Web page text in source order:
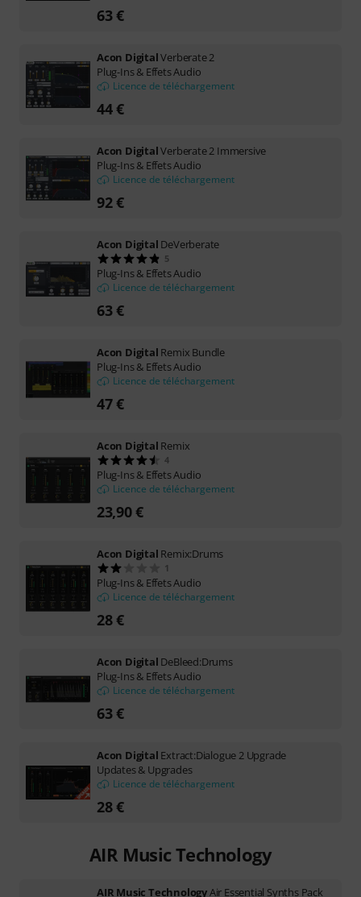
63 €
Acon DigitalVerberate 2
Plug-Ins & Effets Audio
Licence de téléchargement
44 €
Acon DigitalVerberate 2 Immersive
Plug-Ins & Effets Audio
Licence de téléchargement
92 €
Acon Digital DeVerberate
5
Plug-Ins & Effets Audio
Licence de téléchargement
63 €
Acon Digital Remix Bundle
Plug-Ins & Effets Audio
Licence de téléchargement
47 €
Acon Digital Remix
4
Plug-Ins & Effets Audio
Licence de téléchargement
23,90 €
Acon Digital Remix:Drums
1
Plug-Ins & Effets Audio
Licence de téléchargement
28 €
Acon Digital DeBleed:Drums
Plug-Ins & Effets Audio
Licence de téléchargement
63 €
Acon Digital Extract:Dialogue 2 Upgrade
Updates & Upgrades
Licence de téléchargement
28 €
AIR Music Technology
AIR Music TechnologyAir Essential Synths Pack